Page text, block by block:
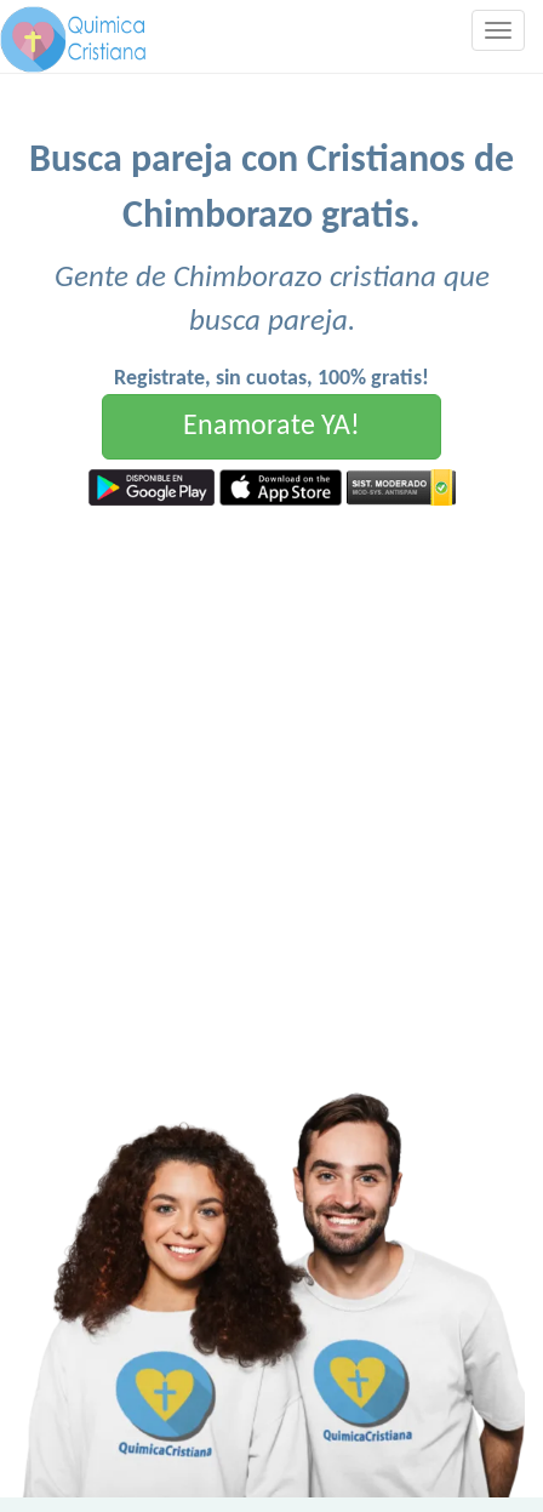
Busca pareja con Cristianos de
Chimborazo gratis.
Gente de Chimborazo cristiana que
busca pareja.
Registrate, sin cuotas, 100% gratis!
Enamorate YA!